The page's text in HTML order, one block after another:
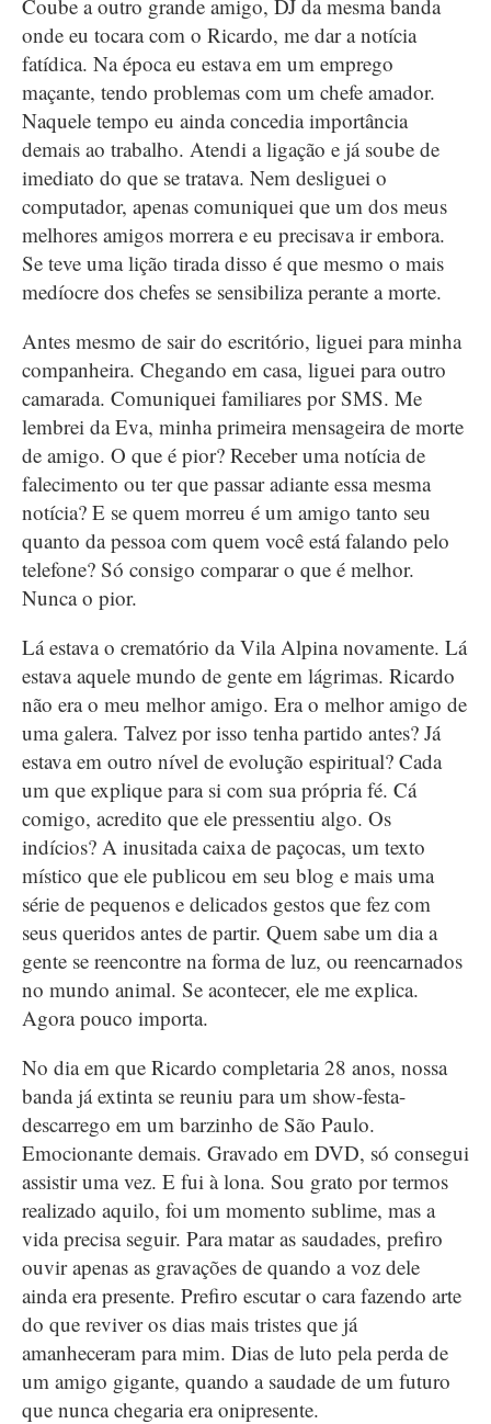
Coube a outro grande amigo, DJ da mesma banda
onde eu tocara com o Ricardo, me dar a notícia
fatídica. Na época eu estava em um emprego
maçante, tendo problemas com um chefe amador.
Naquele tempo eu ainda concedia importância
demais ao trabalho. Atendi a ligação e já soube de
imediato do que se tratava. Nem desliguei o
computador, apenas comuniquei que um dos meus
melhores amigos morrera e eu precisava ir embora.
Se teve uma lição tirada disso é que mesmo o mais
medíocre dos chefes se sensibiliza perante a morte.
Antes mesmo de sair do escritório, liguei para minha
companheira. Chegando em casa, liguei para outro
camarada. Comuniquei familiares por SMS. Me
lembrei da Eva, minha primeira mensageira de morte
de amigo. O que é pior? Receber uma notícia de
falecimento ou ter que passar adiante essa mesma
notícia? E se quem morreu é um amigo tanto seu
quanto da pessoa com quem você está falando pelo
telefone? Só consigo comparar o que é melhor.
Nunca o pior.
Lá estava o crematório da Vila Alpina novamente. Lá
estava aquele mundo de gente em lágrimas. Ricardo
não era o meu melhor amigo. Era o melhor amigo de
uma galera. Talvez por isso tenha partido antes? Já
estava em outro nível de evolução espiritual? Cada
um que explique para si com sua própria fé. Cá
comigo, acredito que ele pressentiu algo. Os
indícios? A inusitada caixa de paçocas, um texto
místico que ele publicou em seu blog e mais uma
série de pequenos e delicados gestos que fez com
seus queridos antes de partir. Quem sabe um dia a
gente se reencontre na forma de luz, ou reencarnados
no mundo animal. Se acontecer, ele me explica.
Agora pouco importa.
No dia em que Ricardo completaria 28 anos, nossa
banda já extinta se reuniu para um show-festa-
descarrego em um barzinho de São Paulo.
Emocionante demais. Gravado em DVD, só consegui
assistir uma vez. E fui à lona. Sou grato por termos
realizado aquilo, foi um momento sublime, mas a
vida precisa seguir. Para matar as saudades, prefiro
ouvir apenas as gravações de quando a voz dele
ainda era presente. Prefiro escutar o cara fazendo arte
do que reviver os dias mais tristes que já
amanheceram para mim. Dias de luto pela perda de
um amigo gigante, quando a saudade de um futuro
que nunca chegaria era onipresente.